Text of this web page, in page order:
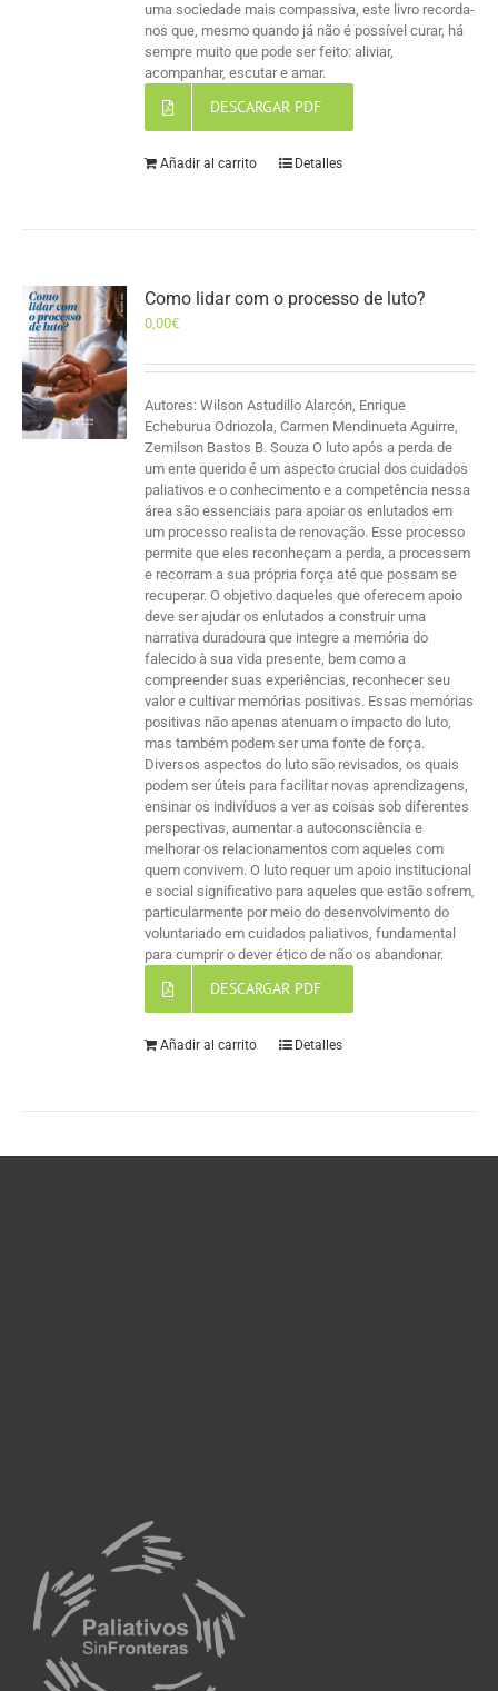
uma sociedade mais compassiva, este livro recorda-
nos que, mesmo quando já não é possível curar, há
sempre muito que pode ser feito: aliviar,
acompanhar, escutar e amar.
DESCARGAR PDF
Añadir al carrito Detalles
Como lidar com o processo de luto?
0,00€
Autores: Wilson Astudillo Alarcón, Enrique
Echeburua Odriozola, Carmen Mendinueta Aguirre,
Zemilson Bastos B. Souza O luto após a perda de
um ente querido é um aspecto crucial dos cuidados
paliativos e o conhecimento e a competência nessa
área são essenciais para apoiar os enlutados em
um processo realista de renovação. Esse processo
permite que eles reconheçam a perda, a processem
e recorram a sua própria força até que possam se
recuperar. O objetivo daqueles que oferecem apoio
deve ser ajudar os enlutados a construir uma
narrativa duradoura que integre a memória do
falecido à sua vida presente, bem como a
compreender suas experiências, reconhecer seu
valor e cultivar memórias positivas. Essas memórias
positivas não apenas atenuam o impacto do luto,
mas também podem ser uma fonte de força.
Diversos aspectos do luto são revisados, os quais
podem ser úteis para facilitar novas aprendizagens,
ensinar os indivíduos a ver as coisas sob diferentes
perspectivas, aumentar a autoconsciência e
melhorar os relacionamentos com aqueles com
quem convivem. O luto requer um apoio institucional
e social significativo para aqueles que estão sofrem,
particularmente por meio do desenvolvimento do
voluntariado em cuidados paliativos, fundamental
para cumprir o dever ético de não os abandonar.
DESCARGAR PDF
Añadir al carrito Detalles